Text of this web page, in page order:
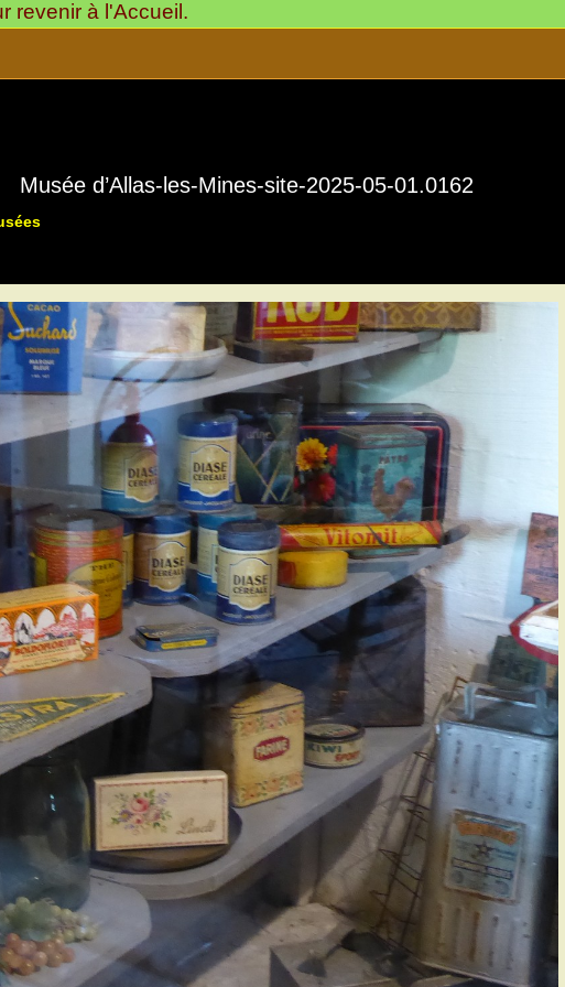
revenir à l'Accueil.
Musée d’Allas-les-Mines-site-2025-05-01.0162